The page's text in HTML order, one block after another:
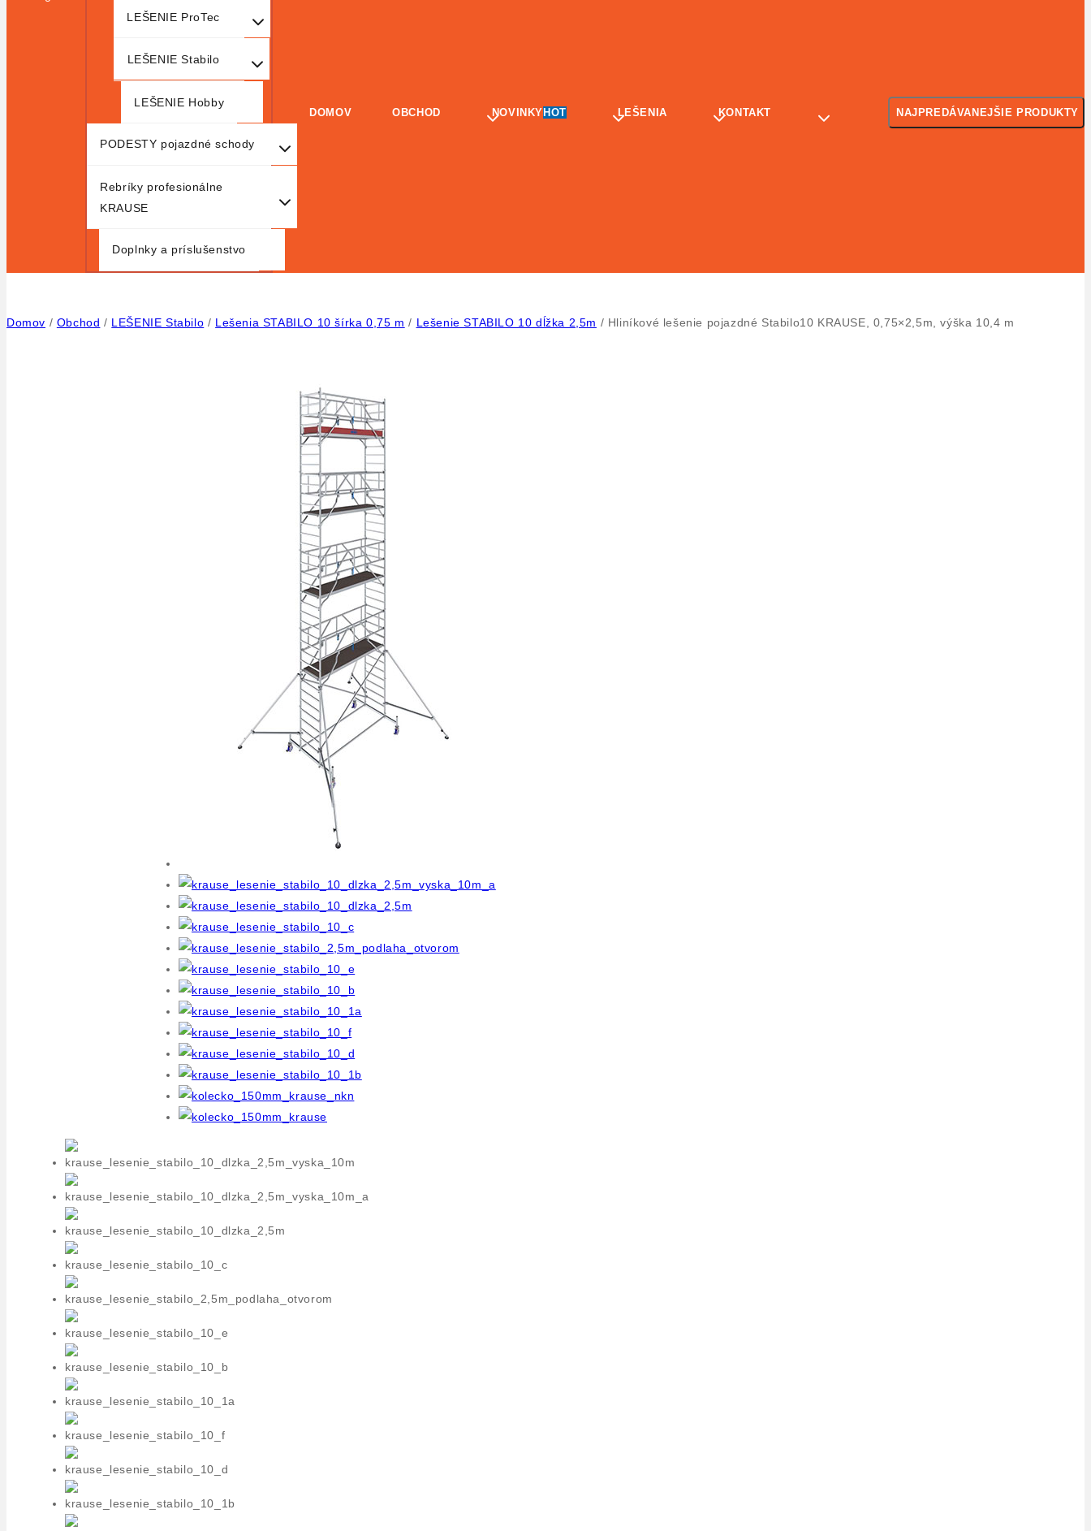
LEŠENIE ProTec
LEŠENIE Stabilo
LEŠENIE Hobby
PODESTY pojazdné schody
Rebríky profesionálne
KRAUSE
Doplnky a príslušenstvo
DOMOV OBCHOD NOVINKYHOT LEŠENIA KONTAKT NAJPREDÁVANEJŠIE PRODUKTY
Domov / Obchod / LEŠENIE Stabilo / Lešenia STABILO 10 šírka 0,75 m / Lešenie STABILO 10 dĺžka 2,5m / Hliníkové lešenie pojazdné Stabilo10 KRAUSE, 0,75×2,5m, výška 10,4 m